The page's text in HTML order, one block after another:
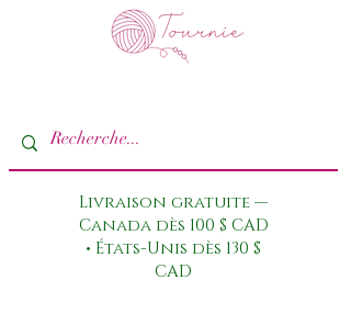
Livraison gratuite —
Canada dès 100 $ CAD
• États-Unis dès 130 $
CAD